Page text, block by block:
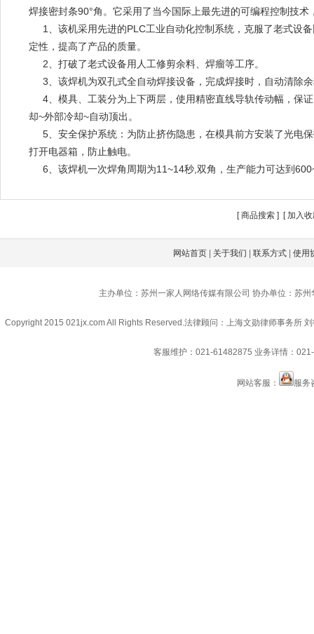
焊接密封条90°角。它采用了当今国际上最先进的可编程控制技
1
、该机采用先进的PLC工业自动化控制系统，克服了老式
定性，提高了产品的质量。
2 、打破了老式设备用人工修剪余料、焊瘤等工序。
3 、该焊机为双孔式全自动焊接设备，完成焊接时，自动清
4 、模具、工装分为上下两层，使用精密直线导轨传动幅，
却~外部冷却~自动顶出。
5 、安全保护系统：为防止挤伤隐患，在模具前方安装了光
打开电器箱，防止触电。
6 、该焊机一次焊角周期为11~14秒,双角，生产能力可达到
[商品搜索 ] [加入
网站首页 关于我们 |联系方式 |使用
主办单位：苏州一家人网络传媒有限公司 协办单位：苏
Copyright 2015 021jx.com All Rights Reserved.法律顾问：上海文勋律师事务所
客服维护：021-61482875 业务详情：
网站客服： 服务